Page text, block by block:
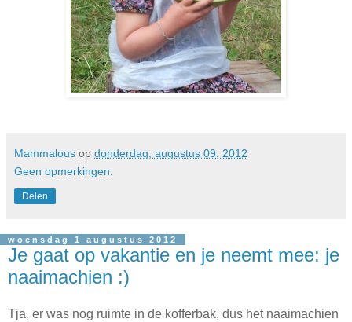
Mammalous op donderdag, augustus 09, 2012
Geen opmerkingen:
Delen
woensdag 1 augustus 2012
Je gaat op vakantie en je neemt mee: je
naaimachien :)
Tja, er was nog ruimte in de kofferbak, dus het naaimachien